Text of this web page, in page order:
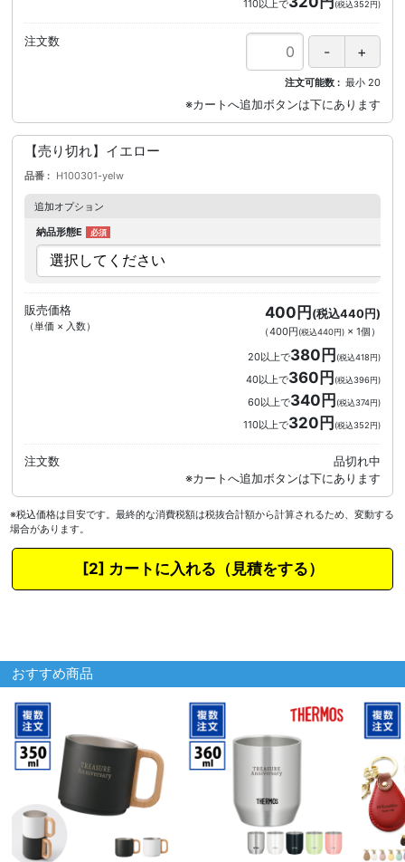
110以上で (税込352円)
注文数
注文可能数 最小 20
【売り切れ】イエロー
品番 H100301-yelw
追加オプション
納品形態E
販売価格
（単価 × 入数）
400円 (税込440円)
（400円(税込440円)× 1個 ）
20以上で380円(税込418円)
40以上で360円(税込396円)
60以上で340円(税込374円)
110以上で320円(税込352円)
注文数 品切れ中
※税込価格は目安です。最終的な消費税額は税抜合計額から計算されるため、変動する
場合があります。
カートに入れる
おすすめ商品